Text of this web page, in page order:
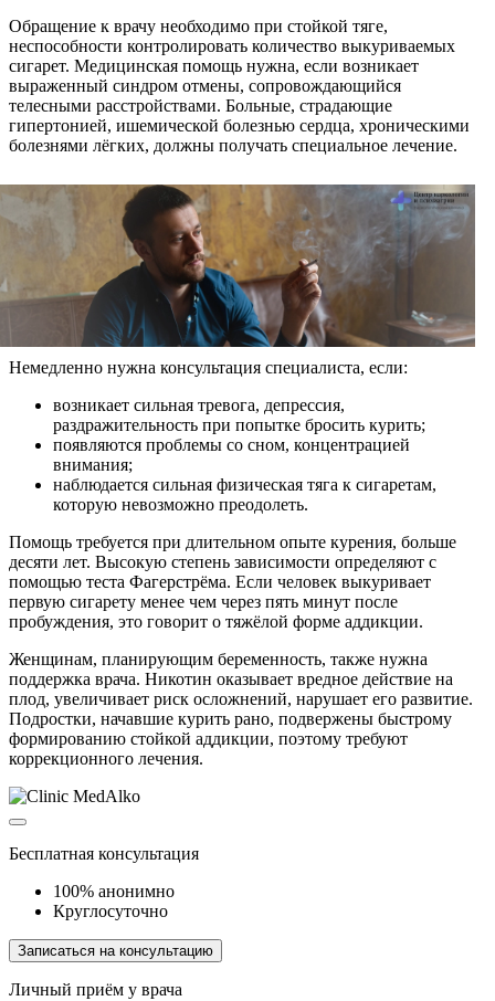
Обращение к врачу необходимо при стойкой тяге,
неспособности контролировать количество выкуриваемых
сигарет. Медицинская помощь нужна, если возникает
выраженный синдром отмены, сопровождающийся
телесными расстройствами. Больные, страдающие
гипертонией, ишемической болезнью сердца, хроническими
болезнями лёгких, должны получать специальное лечение.
Немедленно нужна консультация специалиста, если:
возникает сильная тревога, депрессия,
раздражительность при попытке бросить курить;
появляются проблемы со сном, концентрацией
внимания;
наблюдается сильная физическая тяга к сигаретам,
которую невозможно преодолеть.
Помощь требуется при длительном опыте курения, больше
десяти лет. Высокую степень зависимости определяют с
помощью теста Фагерстрёма. Если человек выкуривает
первую сигарету менее чем через пять минут после
пробуждения, это говорит о тяжёлой форме аддикции.
Женщинам, планирующим беременность, также нужна
поддержка врача. Никотин оказывает вредное действие на
плод, увеличивает риск осложнений, нарушает его развитие.
Подростки, начавшие курить рано, подвержены быстрому
формированию стойкой аддикции, поэтому требуют
коррекционного лечения.
Бесплатная консультация
100% анонимно
Круглосуточно
Записаться на консультацию
Личный приём у врача